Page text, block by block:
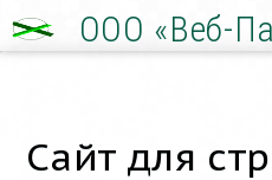
ООО «Веб-
Сайт для